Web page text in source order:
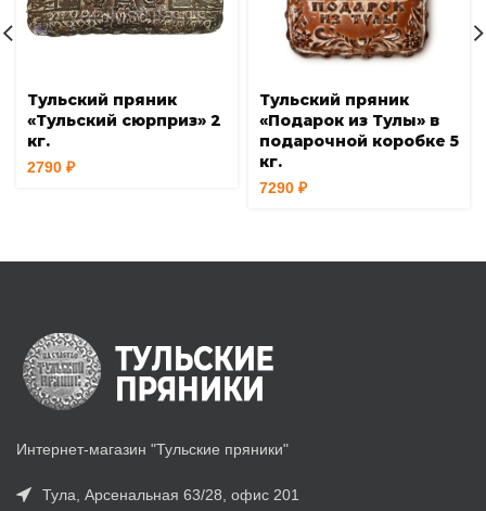
Тульский пряник
«Тульский сюрприз» 2
кг.
2790 ₽
Тульский пряник
«Подарок из Тулы» в
подарочной коробке 5
кг.
7290 ₽
Интернет-магазин "Тульские пряники"
Тула, Арсенальная 63/28, офис 201